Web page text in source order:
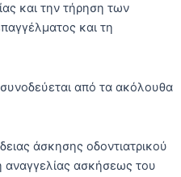
και την τήρηση των
και τη
από τα ακόλουθα
άσκησης οδοντιατρικού
ασκήσεως του